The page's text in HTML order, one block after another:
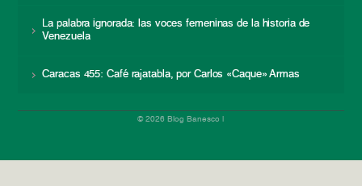
La palabra ignorada: las voces femeninas de la historia de
Venezuela
Caracas 455: Café rajatabla, por Carlos «Caque» Armas
© 2026 Blog Banesco |